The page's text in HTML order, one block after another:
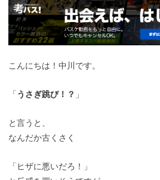
こんにちは！中川です。
「うさぎ跳び！？ 」
と言うと、
なんだか古くさく
「ヒザに悪いだろ！」